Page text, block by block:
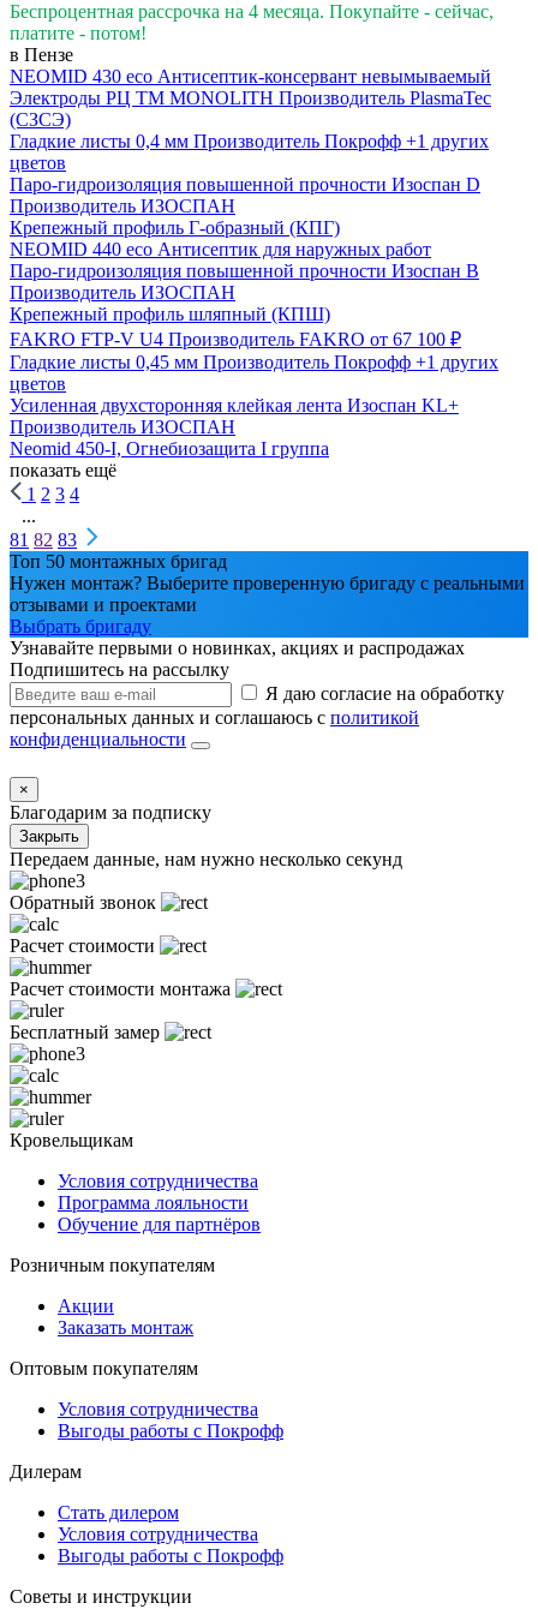
Беспроцентная рассрочка на 4 месяца. Покупайте - сейчас,
платите - потом!
в Пензе
NEOMID 430 eco Антисептик-консервант невымываемый
Электроды РЦ ТМ MONOLITH Производитель PlasmaTec
(СЗСЭ)
Гладкие листы 0,4 мм Производитель Покрофф +1 других
цветов
Паро-гидроизоляция повышенной прочности Изоспан D
Производитель ИЗОСПАН
Крепежный профиль Г-образный (КПГ)
NEOMID 440 eco Антисептик для наружных работ
Паро-гидроизоляция повышенной прочности Изоспан B
Производитель ИЗОСПАН
Крепежный профиль шляпный (КПШ)
FAKRO FTP-V U4 Производитель FAKRO от 67 100 ₽
Гладкие листы 0,45 мм Производитель Покрофф +1 других
цветов
Усиленная двухсторонняя клейкая лента Изоспан KL+
Производитель ИЗОСПАН
Neomid 450-I, Огнебиозащита I группа
показать ещё
1 2 3 4
...
81 82 83
Топ 50 монтажных бригад
Нужен монтаж? Выберите проверенную бригаду с реальными
отзывами и проектами
Выбрать бригаду
Узнавайте первыми о новинках, акциях и распродажах
Подпишитесь на рассылку
Я даю согласие на обработку
персональных данных и соглашаюсь с политикой
конфиденциальности
×
Благодарим за подписку
Закрыть
Передаем данные, нам нужно несколько секунд
Обратный звонок
Расчет стоимости
Расчет стоимости монтажа
Бесплатный замер
Кровельщикам
Условия сотрудничества
Программа лояльности
Обучение для партнёров
Розничным покупателям
Акции
Заказать монтаж
Оптовым покупателям
Условия сотрудничества
Выгоды работы с Покрофф
Дилерам
Стать дилером
Условия сотрудничества
Выгоды работы с Покрофф
Советы и инструкции